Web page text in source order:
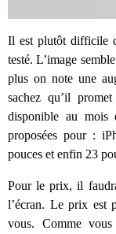
Il est plutôt difficile
testé. L’image
plus on note une
sachez qu’il
disponible au mois
proposées pour :
pouces et enfin 23
Pour le prix, il
l’écran. Le prix est
vous. Comme